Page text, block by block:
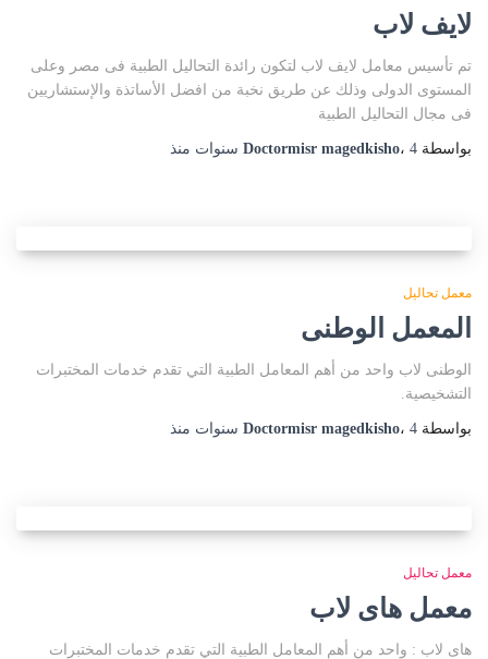
لايف لاب
تم تأسيس معامل لايف لاب لتكون رائدة التحاليل الطبية فى مصر وعلى
المستوى الدولى وذلك عن طريق نخبة من افضل الأساتذة والإستشاريين
فى مجال التحاليل الطبية
بواسطة Doctormisr magedkisho، 4 سنوات منذ
معمل تحاليل
المعمل الوطنى
الوطنى لاب واحد من أهم المعامل الطبية التي تقدم خدمات المختبرات
التشخيصية.
بواسطة Doctormisr magedkisho، 4 سنوات منذ
معمل تحاليل
معمل هاى لاب
هاى لاب : واحد من أهم المعامل الطبية التي تقدم خدمات المختبرات